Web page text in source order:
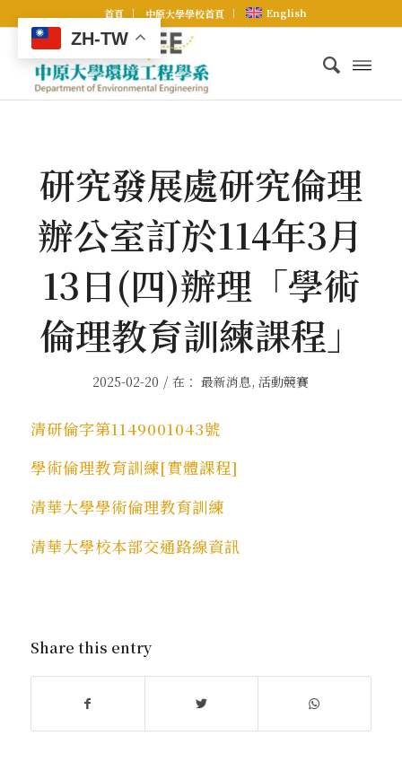
首頁 中原大學學校首頁 English
研究發展處研究倫理
辦公室訂於114年3月
13日(四)辦理「學術
倫理教育訓練課程」
2025-02-20 / 在：最新消息,活動競賽
清研倫字第1149001043號
學術倫理教育訓練[實體課程]
清華大學學術倫理教育訓練
清華大學校本部交通路線資訊
Share this entry
ZH-TW